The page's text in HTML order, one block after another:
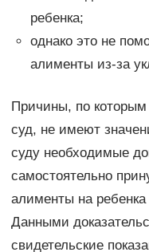
ребенка;
однако это не
алименты из-за
Причины, по которым
суд, не имеют
суду необходимые
самостоятельно
алименты на
Данными
свидетельские